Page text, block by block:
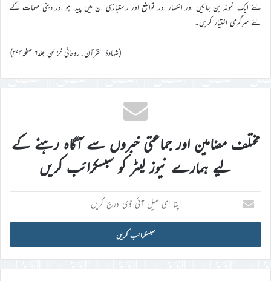
لئے ایک نمونہ بن جائیں اور انکسار اور تواضع اور راستبازی ان میں پیدا ہو اور دینی مہمات کے
لئے سرگرمی اختیار کریں۔
(شہادۃ القرآن۔روحانی خزائن جلد۶ صفحہ۳۹۴)
مختلف مضامین اور جماعتی خبروں سے آگاہ رہنے کے
لیے ہمارے نیوز لیٹر کو سبسکرائب کریں
اپنا
ای
میل
ڈی
درج
کریں